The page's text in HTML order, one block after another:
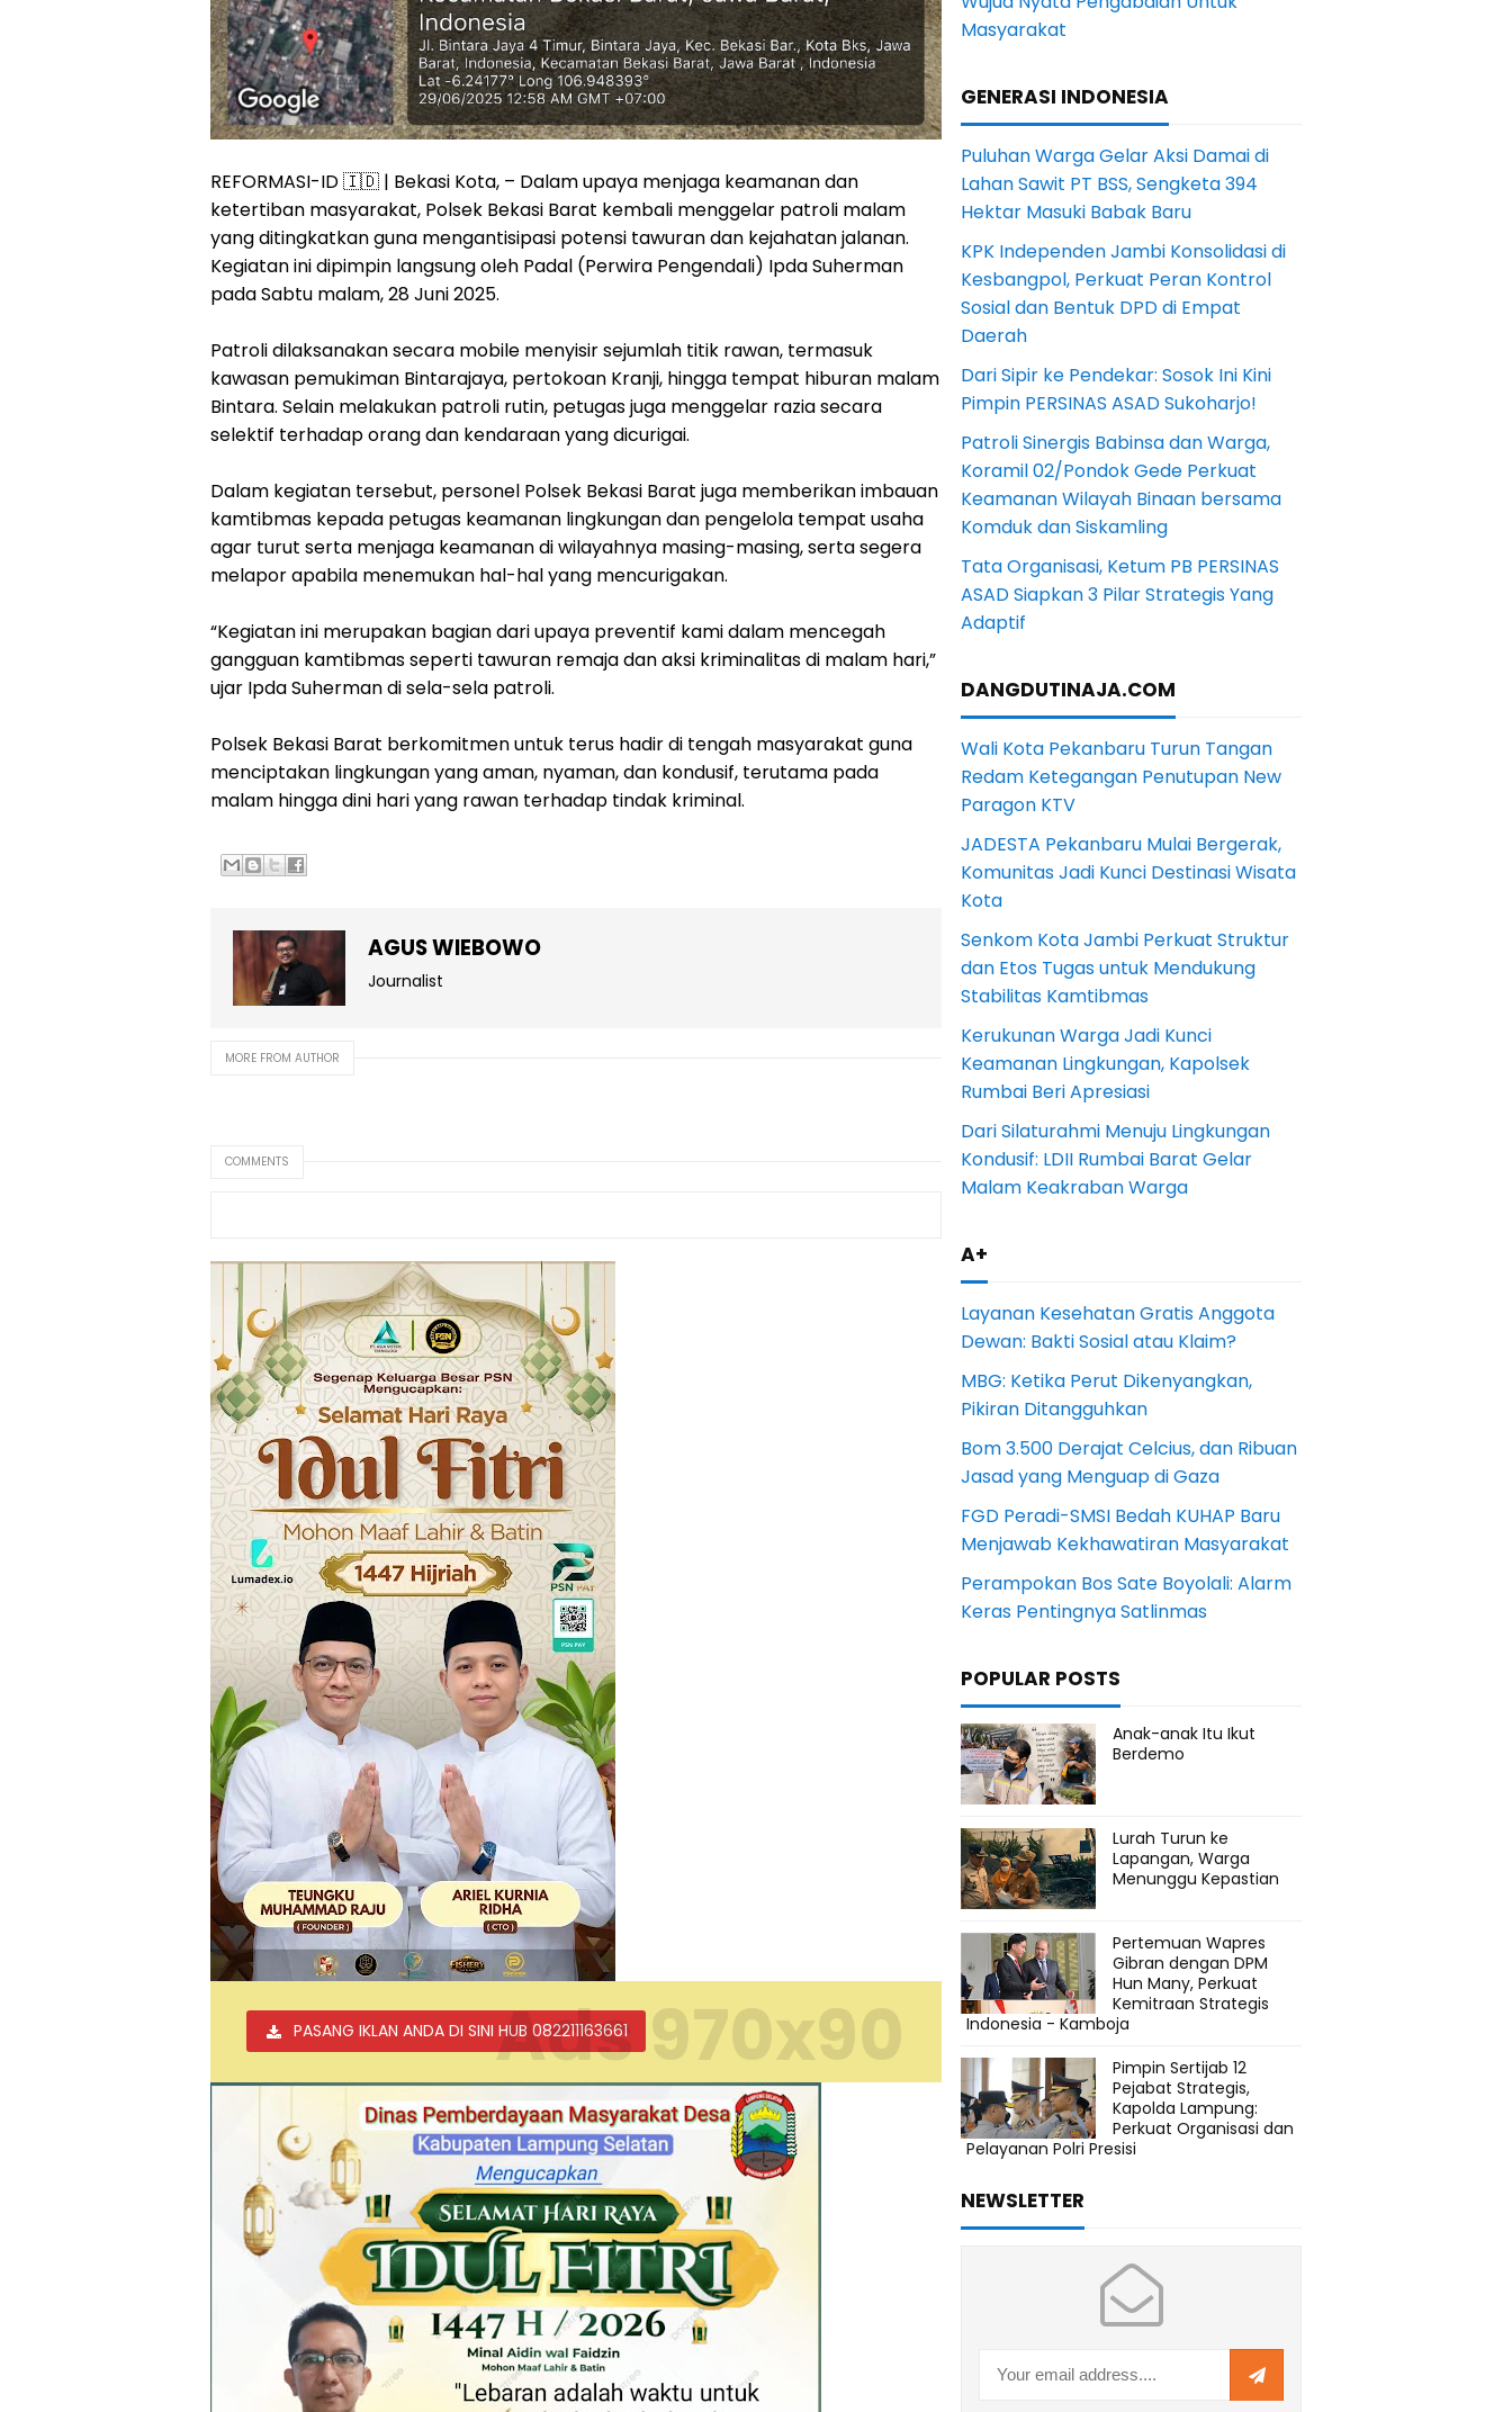
REFORMASI-ID 🇮🇩 | Bekasi Kota, – Dalam upaya menjaga keamanan dan
ketertiban masyarakat, Polsek Bekasi Barat kembali menggelar patroli malam
yang ditingkatkan guna mengantisipasi potensi tawuran dan kejahatan jalanan.
Kegiatan ini dipimpin langsung oleh Padal (Perwira Pengendali) Ipda Suherman
pada Sabtu malam, 28 Juni 2025.
Patroli dilaksanakan secara mobile menyisir sejumlah titik rawan, termasuk
kawasan pemukiman Bintarajaya, pertokoan Kranji, hingga tempat hiburan malam
Bintara. Selain melakukan patroli rutin, petugas juga menggelar razia secara
selektif terhadap orang dan kendaraan yang dicurigai.
Dalam kegiatan tersebut, personel Polsek Bekasi Barat juga memberikan imbauan
kamtibmas kepada petugas keamanan lingkungan dan pengelola tempat usaha
agar turut serta menjaga keamanan di wilayahnya masing-masing, serta segera
melapor apabila menemukan hal-hal yang mencurigakan.
“Kegiatan ini merupakan bagian dari upaya preventif kami dalam mencegah
gangguan kamtibmas seperti tawuran remaja dan aksi kriminalitas di malam hari,”
ujar Ipda Suherman di sela-sela patroli.
Polsek Bekasi Barat berkomitmen untuk terus hadir di tengah masyarakat guna
menciptakan lingkungan yang aman, nyaman, dan kondusif, terutama pada
malam hingga dini hari yang rawan terhadap tindak kriminal.
AGUS WIEBOWO
Journalist
MORE FROM AUTHOR
COMMENTS
PASANG IKLAN ANDA DI SINI HUB 082211163661Ads 970x90
Masyarakat
GENERASI INDONESIA
Puluhan Warga Gelar Aksi Damai di
Lahan Sawit PT BSS, Sengketa 394
Hektar Masuki Babak Baru
KPK Independen Jambi Konsolidasi di
Kesbangpol, Perkuat Peran Kontrol
Sosial dan Bentuk DPD di Empat
Daerah
Dari Sipir ke Pendekar: Sosok Ini Kini
Pimpin PERSINAS ASAD Sukoharjo!
Patroli Sinergis Babinsa dan Warga,
Koramil 02/Pondok Gede Perkuat
Keamanan Wilayah Binaan bersama
Komduk dan Siskamling
Tata Organisasi, Ketum PB PERSINAS
ASAD Siapkan 3 Pilar Strategis Yang
Adaptif
DANGDUTINAJA.COM
Wali Kota Pekanbaru Turun Tangan
Redam Ketegangan Penutupan New
Paragon KTV
JADESTA Pekanbaru Mulai Bergerak,
Komunitas Jadi Kunci Destinasi Wisata
Kota
Senkom Kota Jambi Perkuat Struktur
dan Etos Tugas untuk Mendukung
Stabilitas Kamtibmas
Kerukunan Warga Jadi Kunci
Keamanan Lingkungan, Kapolsek
Rumbai Beri Apresiasi
Dari Silaturahmi Menuju Lingkungan
Kondusif: LDII Rumbai Barat Gelar
Malam Keakraban Warga
A+
Layanan Kesehatan Gratis Anggota
Dewan: Bakti Sosial atau Klaim?
MBG: Ketika Perut Dikenyangkan,
Pikiran Ditangguhkan
Bom 3.500 Derajat Celcius, dan Ribuan
Jasad yang Menguap di Gaza
FGD Peradi-SMSI Bedah KUHAP Baru
Menjawab Kekhawatiran Masyarakat
Perampokan Bos Sate Boyolali: Alarm
Keras Pentingnya Satlinmas
POPULAR POSTS
Anak-anak Itu Ikut
Berdemo
Lurah Turun ke
Lapangan, Warga
Menunggu Kepastian
Pertemuan Wapres
Gibran dengan DPM
Hun Many, Perkuat
Kemitraan Strategis
Indonesia - Kamboja
Pimpin Sertijab 12
Pejabat Strategis,
Kapolda Lampung:
Perkuat Organisasi dan
Pelayanan Polri Presisi
NEWSLETTER